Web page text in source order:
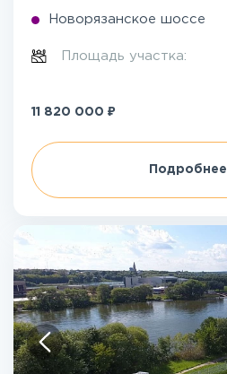
Новорязанское шоссе
Площадь участка:
11 820 000 ₽
Подробнее